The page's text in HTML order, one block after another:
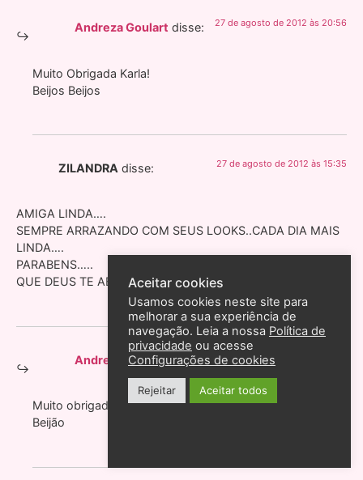
Andreza Goulart disse: 27 de agosto de 2012 às 20:56
Muito Obrigada Karla!
Beijos Beijos
ZILANDRA disse: 27 de agosto de 2012 às 15:35
AMIGA LINDA….
SEMPRE ARRAZANDO COM SEUS LOOKS..CADA DIA MAIS
LINDA….
PARABENS…..
QUE DEUS TE ABENÇOE :heart:
Andreza Goulart disse: 27 de agosto de 2012 às 16:01
Muito obrigada Zilandra!
Beijão
Aceitar cookies
Usamos cookies neste site para
melhorar a sua experiência de
navegação. Leia a nossa Política de
privacidade ou acesse
Configurações de cookies
Rejeitar Aceitar todos